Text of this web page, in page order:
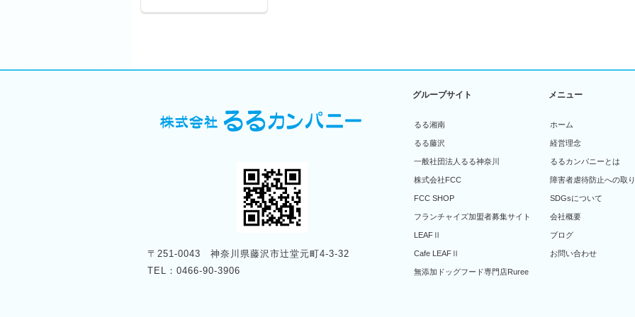
〒251-0043 神奈川県藤沢市辻堂元町4-3-32
TEL：0466-90-3906
グループサイト
るる湘南
るる藤沢
一般社団法人るる神奈川
株式会社FCC
FCC SHOP
フランチャイズ加盟者募集サイト
LEAFⅡ
Cafe LEAFⅡ
無添加ドッグフード専門店Ruree
メニュー
ホーム
経営理念
るるカンパニーとは
障害者虐待防止への取
SDGsについて
会社概要
ブログ
お問い合わせ